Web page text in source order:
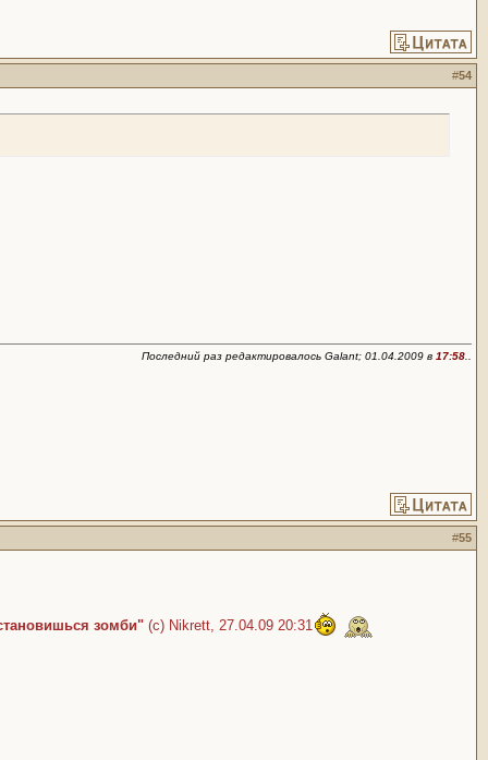
#54
Последний раз редактировалось Galant; 01.04.2009 в 17:58
#55
зомби" (c) Nikrett, 27.04.09 20:31